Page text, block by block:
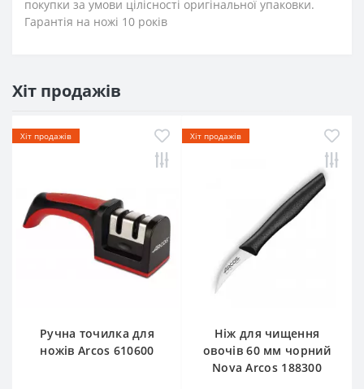
покупки за умови цілісності оригінальної упаковки.
Гарантія на ножі 10 років
Хіт продажів
Хіт продажів
Ручна точилка для
ножів Arcos 610600
Хіт продажів
Ніж для чищення
овочів 60 мм чорний
Nova Arcos 188300